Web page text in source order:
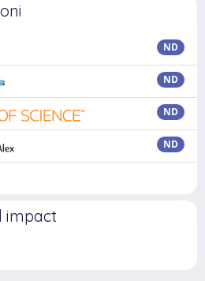
ND
ND
ND
ND
impact